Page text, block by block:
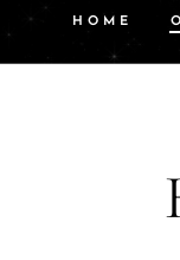
HOME